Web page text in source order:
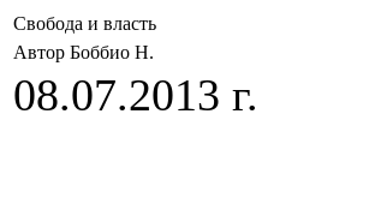
Свобода и власть
Автор Боббио Н.
08.07.2013 г.